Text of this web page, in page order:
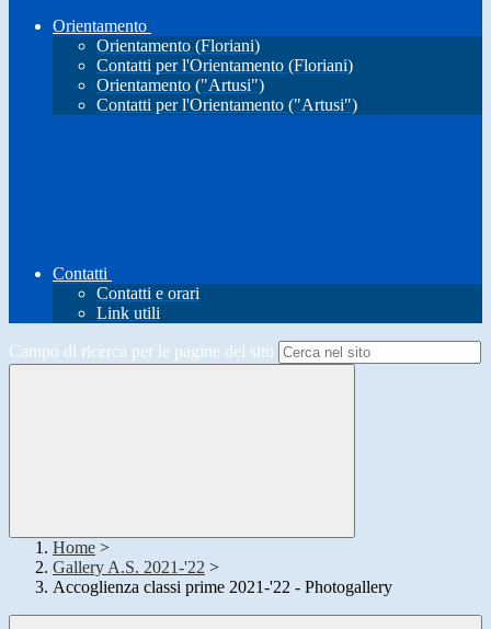
Orientamento
Orientamento (Floriani)
Contatti per l'Orientamento (Floriani)
Orientamento ("Artusi")
Contatti per l'Orientamento ("Artusi")
Contatti
Contatti e orari
Link utili
Campo di ricerca per le pagine del sito
Home >
Gallery A.S. 2021-'22 >
Accoglienza classi prime 2021-'22 - Photogallery